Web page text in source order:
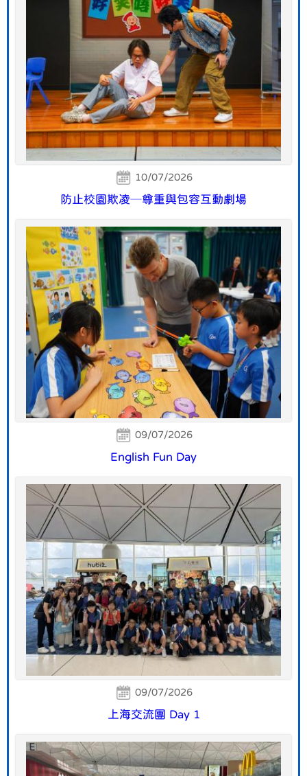
10/07/2026
防止校園欺凌─尊重與包容互動劇場
09/07/2026
English Fun Day
09/07/2026
上海交流團 Day 1